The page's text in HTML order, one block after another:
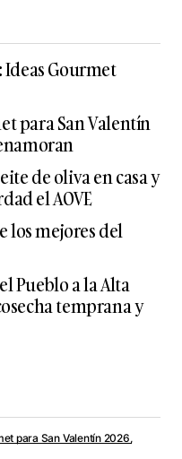
Ideas Gourmet
para San Valentín
de oliva en casa y
el AOVE
los mejores del
Pueblo a la Alta
temprana y
para San Valentín 2026,